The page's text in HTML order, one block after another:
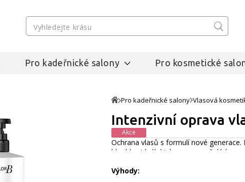
Pro kadeřnické salony Pro kosmetické
Pro kadeřnické salony Vlasová
Intenzivní oprava
Akce
Ochrana vlasů s formulí nové
hloubky. Ideální jako regenerační kúra
Výhody: